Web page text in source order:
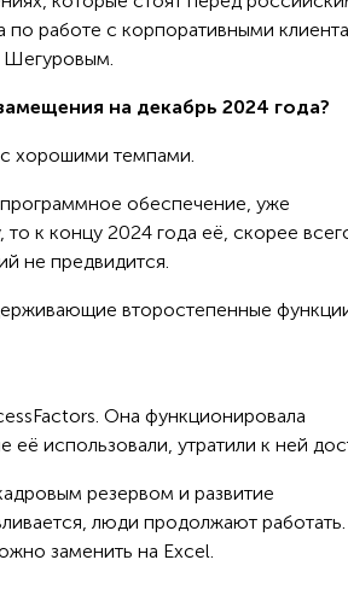
работе с корпоративными
на декабрь 2024 года?
хорошими темпами.
обеспечение, уже
к концу 2024 года её, скорее
не предвидится.
второстепенные
Она функционировала
использовали, утратили к ней
резервом и развитие
люди продолжают
заменить на Excel.